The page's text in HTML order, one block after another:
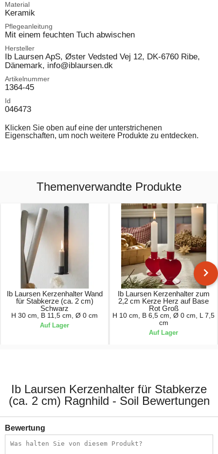
Material
Keramik
Pflegeanleitung
Mit einem feuchten Tuch abwischen
Hersteller
Ib Laursen ApS, Øster Vedsted Vej 12, DK-6760 Ribe,
Dänemark, info@iblaursen.dk
Artikelnummer
1364-45
Id
046473
Klicken Sie oben auf eine der unterstrichenen
Eigenschaften, um noch weitere Produkte zu entdecken.
Themenverwandte Produkte
Ib Laursen Kerzenhalter Wand
für Stabkerze (ca. 2 cm)
Schwarz
H 30 cm, B 11,5 cm, Ø 0 cm
Auf Lager
Ib Laursen Kerzenhalter zum
2,2 cm Kerze Herz auf Base
Rot Groß
H 10 cm, B 6,5 cm, Ø 0 cm, L 7,5
cm
Auf Lager
Ib Laursen Kerzenhalter für Stabkerze
(ca. 2 cm) Ragnhild - Soil Bewertungen
Bewertung